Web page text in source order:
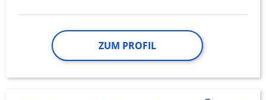
ZUM PROFIL